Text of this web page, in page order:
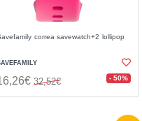
correa savewatch+2 lollipop
32,52€ - 50%